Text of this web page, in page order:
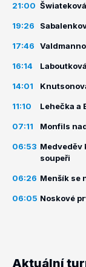
21:00
19:26
17:46
16:14
14:01
11:10 Lehečka a
07:11 Monfils
06:53 Medveděv
soupeři
06:26 Menšík se
06:05 Noskové
Aktuální